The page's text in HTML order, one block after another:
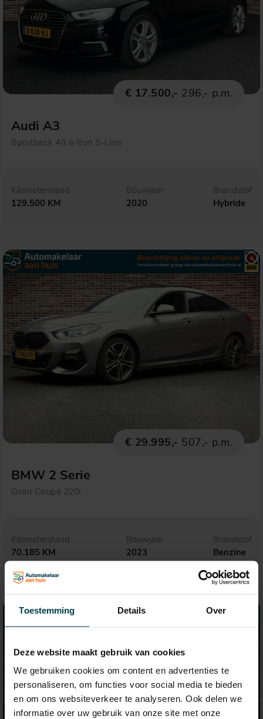
Toestemming Details Over
Deze website maakt gebruik van cookies
We gebruiken cookies om content en advertenties te
personaliseren, om functies voor social media te bieden
en om ons websiteverkeer te analyseren. Ook delen we
informatie over uw gebruik van onze site met onze
€ 17.500,- 296,- p.m.
Audi A3
Sportback 40 e-tron S-Line
Kilometerstand
129.500 KM
Bouwjaar
2020
Brandstof
Hybride
€ 29.995,- 507,- p.m.
BMW 2 Serie
Gran Coupé 220i
Kilometerstand
70.185 KM
Bouwjaar
2023
Brandstof
Benzine